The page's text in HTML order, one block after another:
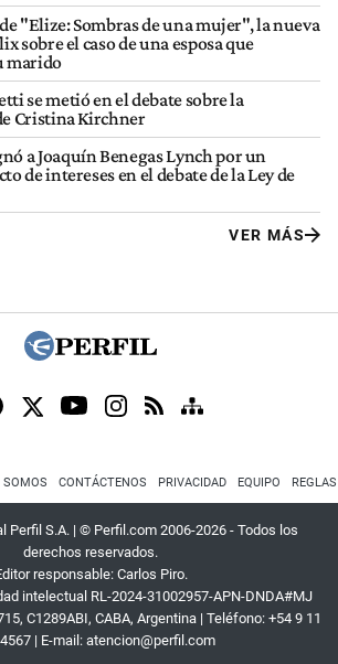
"Elize: Sombras de una mujer", la nueva
sobre el caso de una esposa que
marido
se metió en el debate sobre la
Cristina Kirchner
a Joaquín Benegas Lynch por un
de intereses en el debate de la Ley de
VER MÁS
SOMOS CONTÁCTENOS PRIVACIDAD EQUIPO
Perfil S.A. | © Perfil.com 2006-2026 - Todos los
derechos reservados.
responsable: Carlos Piro.
intelectual RL-2024-31002957-APN-DNDA#MJ
, C1289ABI, CABA, Argentina | Teléfono: +54 9 11
| E-mail: atencion@perfil.com